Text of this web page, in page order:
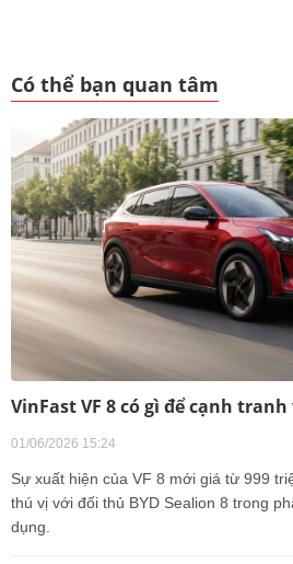
Có thể bạn quan tâm
VinFast VF 8 có gì để cạnh tranh
01/06/2026 15:24
Sự xuất hiện của VF 8 mới giá từ 999
thú vị với đối thủ BYD Sealion 8 trong
dụng.